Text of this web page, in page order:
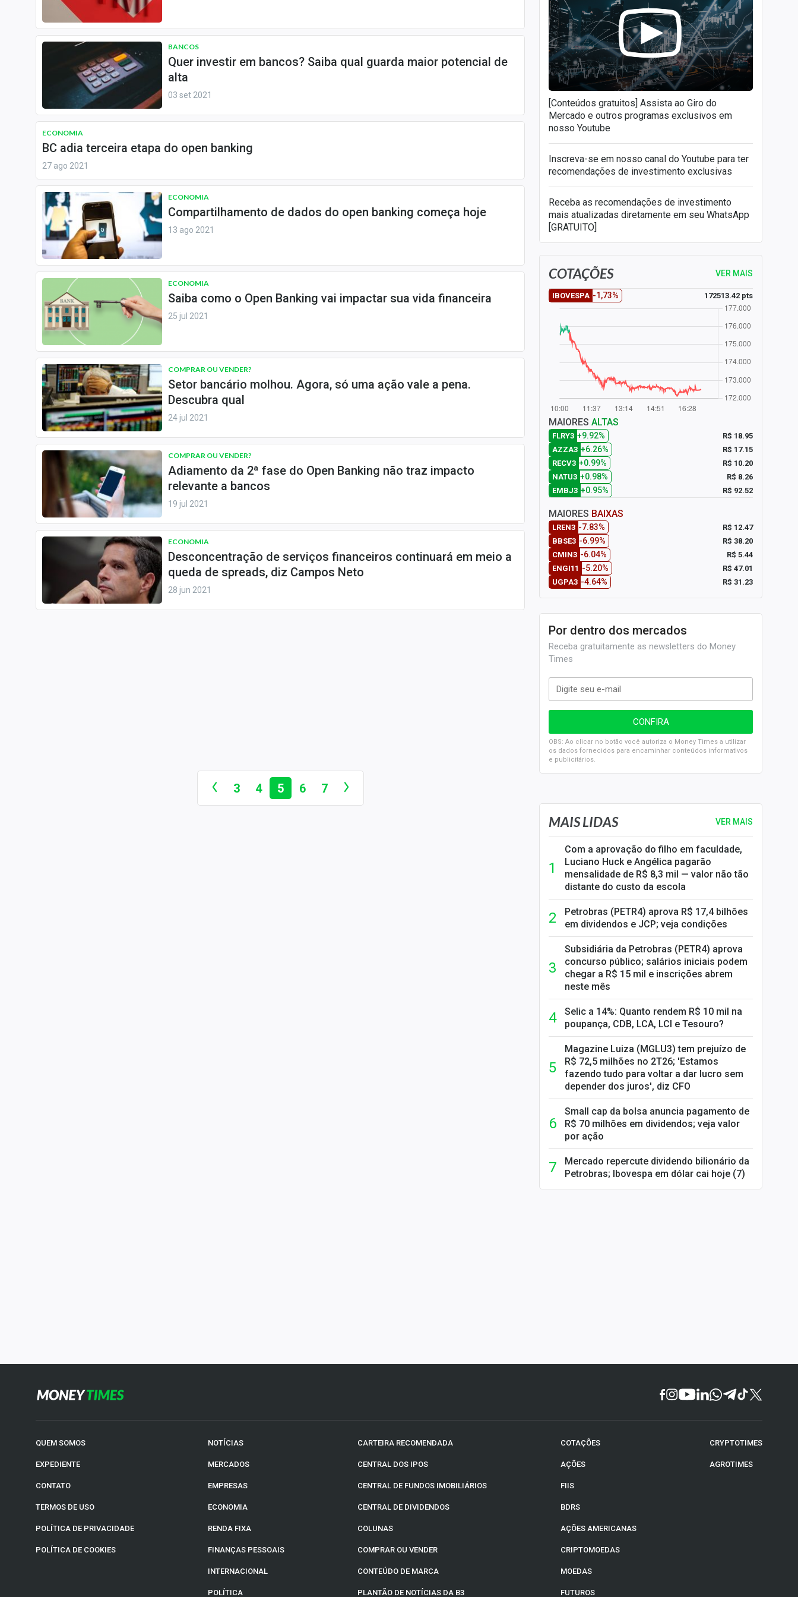
Internacional
Marketing
Tecnologia
Conteúdo de Marca
Expediente
Contato
BANCOS
Quer investir em bancos? Saiba qual guarda maior potencial de
alta
03 set 2021
ECONOMIA
BC adia terceira etapa do open banking
27 ago 2021
ECONOMIA
Compartilhamento de dados do open banking começa hoje
13 ago 2021
ECONOMIA
Saiba como o Open Banking vai impactar sua vida financeira
25 jul 2021
COMPRAR OU VENDER?
Setor bancário molhou. Agora, só uma ação vale a pena.
Descubra qual
24 jul 2021
COMPRAR OU VENDER?
Adiamento da 2ª fase do Open Banking não traz impacto
relevante a bancos
19 jul 2021
ECONOMIA
Desconcentração de serviços financeiros continuará em meio a
queda de spreads, diz Campos Neto
28 jun 2021
3 4 5 6 7
[Conteúdos gratuitos] Assista ao Giro do
Mercado e outros programas exclusivos em
nosso Youtube
Inscreva-se em nosso canal do Youtube para ter
recomendações de investimento exclusivas
Receba as recomendações de investimento
mais atualizadas diretamente em seu WhatsApp
[GRATUITO]
COTAÇÕES VER MAIS
IBOVESPA -1,73% 172513.42 pts
MAIORES ALTAS
FLRY3 +9.92%
R$ 18.95
AZZA3 +6.26%
R$ 17.15
RECV3 +0.99%
R$ 10.20
NATU3 +0.98%
R$ 8.26
EMBJ3 +0.95% R$ 92.52
MAIORES BAIXAS
LREN3 -7.83%
R$ 12.47
BBSE3 -6.99%
R$ 38.20
CMIN3 -6.04%
R$ 5.44
ENGI11 -5.20%
R$ 47.01
UGPA3 -4.64% R$ 31.23
Por dentro dos mercados
Receba gratuitamente as newsletters do Money
Times
OBS: Ao clicar no botão você autoriza o Money Times a utilizar
os dados fornecidos para encaminhar conteúdos informativos
e publicitários.
SELIC em 14%: A repercussão da decisão sobre os JUROS
MAIS LIDAS VER MAIS
Com a aprovação do filho em faculdade,
Luciano Huck e Angélica pagarão
mensalidade de R$ 8,3 mil — valor não tão
distante do custo da escola
Petrobras (PETR4) aprova R$ 17,4 bilhões
em dividendos e JCP; veja condições
Subsidiária da Petrobras (PETR4) aprova
concurso público; salários iniciais podem
chegar a R$ 15 mil e inscrições abrem
neste mês
Selic a 14%: Quanto rendem R$ 10 mil na
poupança, CDB, LCA, LCI e Tesouro?
Magazine Luiza (MGLU3) tem prejuízo de
R$ 72,5 milhões no 2T26; 'Estamos
fazendo tudo para voltar a dar lucro sem
depender dos juros', diz CFO
Small cap da bolsa anuncia pagamento de
R$ 70 milhões em dividendos; veja valor
por ação
Mercado repercute dividendo bilionário da
Petrobras; Ibovespa em dólar cai hoje (7)
QUEM SOMOS
EXPEDIENTE
CONTATO
TERMOS DE USO
POLÍTICA DE PRIVACIDADE
POLÍTICA DE COOKIES
NOTÍCIAS
MERCADOS
EMPRESAS
ECONOMIA
RENDA FIXA
FINANÇAS PESSOAIS
INTERNACIONAL
POLÍTICA
CARTEIRA RECOMENDADA
CENTRAL DOS IPOS
CENTRAL DE FUNDOS IMOBILIÁRIOS
CENTRAL DE DIVIDENDOS
COLUNAS
COMPRAR OU VENDER
CONTEÚDO DE MARCA
PLANTÃO DE NOTÍCIAS DA B3
COTAÇÕES
AÇÕES
FIIS
BDRS
AÇÕES AMERICANAS
CRIPTOMOEDAS
MOEDAS
FUTUROS
CRYPTOTIMES
AGROTIMES